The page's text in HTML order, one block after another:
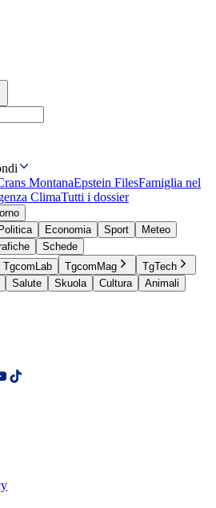
MontanaEpstein FilesFamiglia nel
ClimaTutti i dossier
Politica Economia Sport
Meteo
Schede
TgcomLab TgcomMag
TgTech
Salute Skuola Cultura
Animali